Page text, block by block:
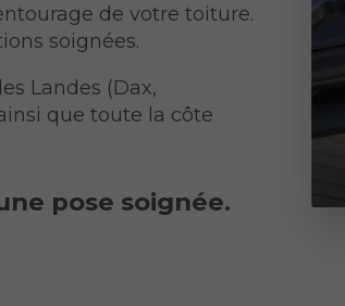
de votre toiture.
soignées.
Landes (Dax,
que toute la côte
pose soignée.